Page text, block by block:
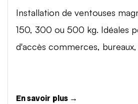
Installation de ventouses
150, 300 ou 500 kg. Idéales
d'accès commerces, bureaux,
En savoir plus →